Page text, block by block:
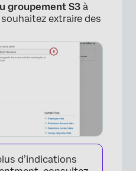
groupement S3 à
extraire des
d’indications